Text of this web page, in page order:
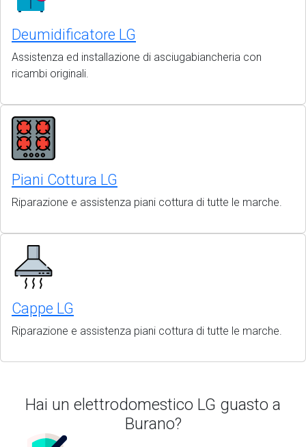
Deumidificatore LG
Assistenza ed installazione di asciugabiancheria con
ricambi originali.
Piani Cottura LG
Riparazione e assistenza piani cottura di tutte le marche.
Cappe LG
Riparazione e assistenza piani cottura di tutte le marche.
Hai un elettrodomestico LG guasto a
Burano?